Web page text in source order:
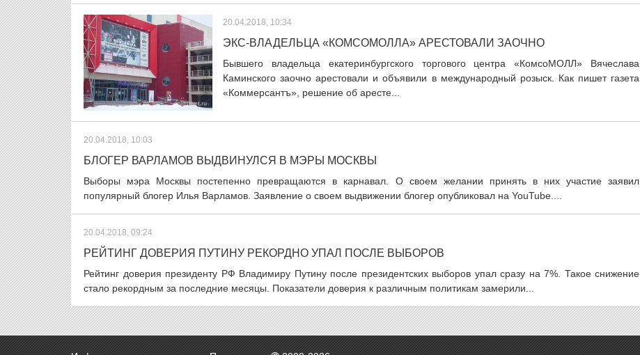
20.04.2018, 10:34
ЭКС-ВЛАДЕЛЬЦА «КОМСОМОЛЛА» АРЕСТОВАЛИ ЗАОЧНО
Бывшего владельца екатеринбургского торгового центра «КомсоМОЛЛ» Вячеслава
Каминского заочно арестовали и объявили в международный розыск. Как пишет газета
«Коммерсантъ», решение об аресте...
20.04.2018, 10:03
БЛОГЕР ВАРЛАМОВ ВЫДВИНУЛСЯ В МЭРЫ МОСКВЫ
Выборы мэра Москвы постепенно превращаются в карнавал. О своем желании принять в них участие заявил
популярный блогер Илья Варламов. Заявление о своем выдвижении блогер опубликовал на YouTube....
20.04.2018, 09:24
РЕЙТИНГ ДОВЕРИЯ ПУТИНУ РЕКОРДНО УПАЛ ПОСЛЕ ВЫБОРОВ
Рейтинг доверия президенту РФ Владимиру Путину после президентских выборов упал сразу на 7%. Такое снижение
стало рекордным за последние месяцы. Показатели доверия к различным политикам замерили...